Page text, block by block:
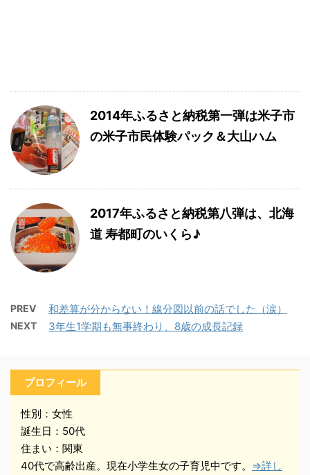
2014年ふるさと納税第一弾は米子市
の米子市民体験パック＆大山ハム
2017年ふるさと納税第八弾は、北海
道 寿都町のいくら♪
PREV 和差算が分からない！線分図以前の話でした（涙）
NEXT 3年生1学期も無事終わり、8歳の成長記録
プロフィール
性別：女性
誕生日：50代
住まい：関東
40代で高齢出産。現在小学生女の子育児中です。 ⇒詳し